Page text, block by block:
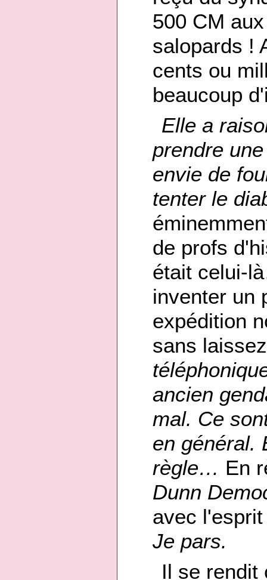
500 CM
salopards !
cents ou
beaucoup
Elle a
prendre
envie de
tenter le
de profs
était celui-
inventer un
expédition
sans
ancien
mal. Ce
en général.
règle… En
Dunn
avec
Je pars.
Il se rendit